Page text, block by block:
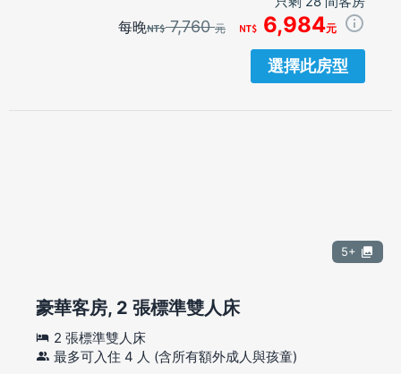
每晚 7,760元 6,984元
選擇此房型
5+
豪華客房, 2 張標準雙人床
2 張標準雙人床
最多可入住 4 人 (含所有額外成人與孩童)